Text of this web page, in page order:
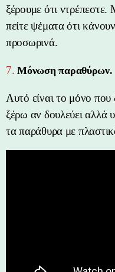
ξέρουμε ότι
πείτε ψέματα ότι
προσωρινά.
7. Μόνωση παραθύρων.
Αυτό είναι το μόνο
ξέρω αν δουλεύει αλλά
τα παράθυρα με